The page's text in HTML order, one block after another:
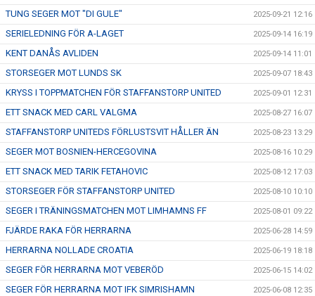
TUNG SEGER MOT "DI GULE" 2025-09-21 12:16
SERIELEDNING FÖR A-LAGET 2025-09-14 16:19
KENT DANÅS AVLIDEN 2025-09-14 11:01
STORSEGER MOT LUNDS SK 2025-09-07 18:43
KRYSS I TOPPMATCHEN FÖR STAFFANSTORP UNITED 2025-09-01 12:31
ETT SNACK MED CARL VALGMA 2025-08-27 16:07
STAFFANSTORP UNITEDS FÖRLUSTSVIT HÅLLER ÄN 2025-08-23 13:29
SEGER MOT BOSNIEN-HERCEGOVINA 2025-08-16 10:29
ETT SNACK MED TARIK FETAHOVIC 2025-08-12 17:03
STORSEGER FÖR STAFFANSTORP UNITED 2025-08-10 10:10
SEGER I TRÄNINGSMATCHEN MOT LIMHAMNS FF 2025-08-01 09:22
FJÄRDE RAKA FÖR HERRARNA 2025-06-28 14:59
HERRARNA NOLLADE CROATIA 2025-06-19 18:18
SEGER FÖR HERRARNA MOT VEBERÖD 2025-06-15 14:02
SEGER FÖR HERRARNA MOT IFK SIMRISHAMN 2025-06-08 12:35